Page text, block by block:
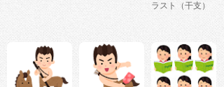
ラスト（干支）